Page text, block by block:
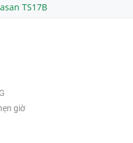
TS17B
giờ